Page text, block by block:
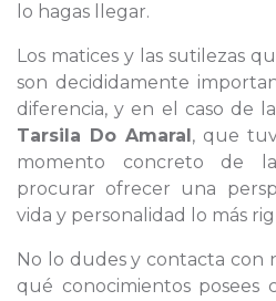
lo hagas llegar.
Los matices y las sutilezas
son decididamente
diferencia, y en el caso de
Tarsila Do Amaral, que
momento concreto de
procurar ofrecer una
vida y personalidad lo más
No lo dudes y contacta con
qué conocimientos posees